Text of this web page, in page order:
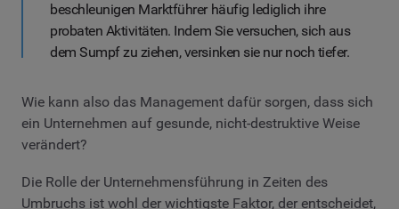
beschleunigen Marktführer häufig lediglich ihre
probaten Aktivitäten. Indem Sie versuchen, sich aus
dem Sumpf zu ziehen, versinken sie nur noch tiefer.
Wie kann also das Management dafür sorgen, dass sich
ein Unternehmen auf gesunde, nicht-destruktive Weise
verändert?
Die Rolle der Unternehmensführung in Zeiten des
Umbruchs ist wohl der wichtigste Faktor, der entscheidet,